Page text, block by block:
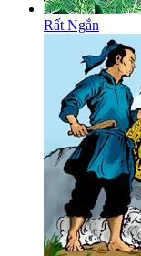
Rất Ngắn